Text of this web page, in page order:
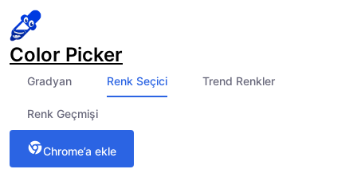
Color Picker
Gradyan Renk Seçici Trend Renkler
Renk Geçmişi
Chrome’a ekle